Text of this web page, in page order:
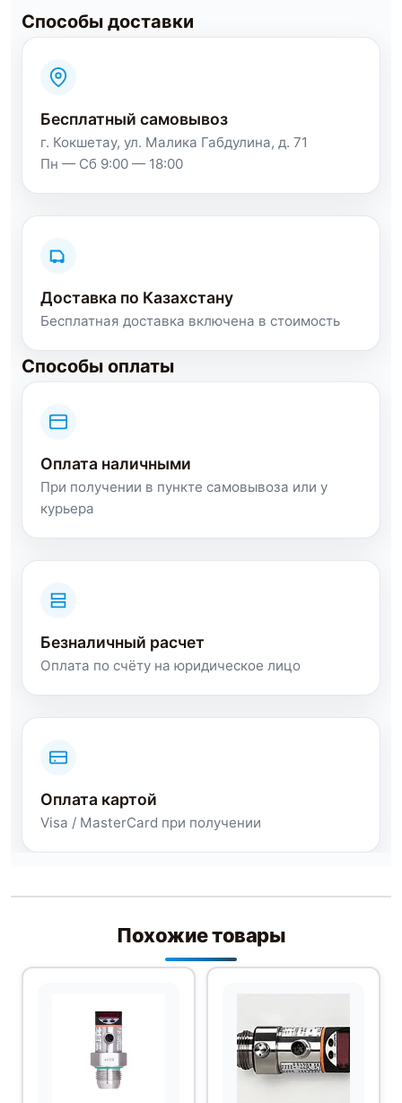
Способы доставки
Бесплатный самовывоз
г. Кокшетау, ул. Малика Габдулина, д. 71
Пн — Сб 9:00 — 18:00
Доставка по Казахстану
Бесплатная доставка включена в стоимость
Способы оплаты
Оплата наличными
При получении в пункте самовывоза или у
курьера
Безналичный расчет
Оплата по счёту на юридическое лицо
Оплата картой
Visa / MasterCard при получении
Похожие товары